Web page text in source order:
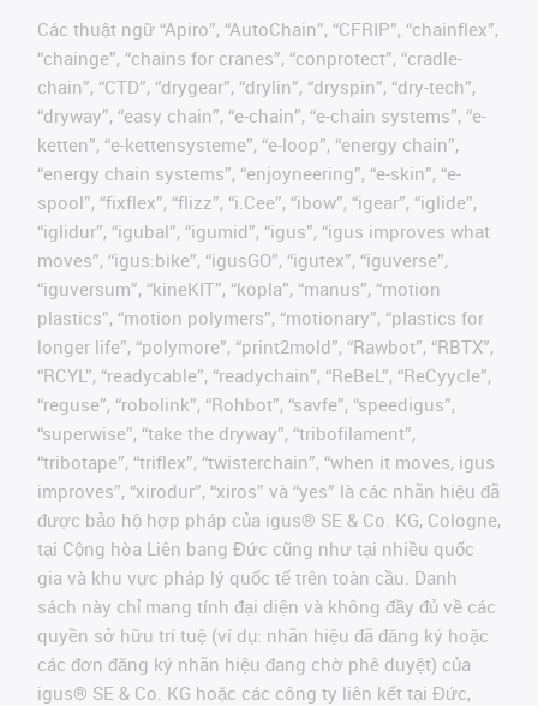
Các thuật ngữ “Apiro”, “AutoChain”, “CFRIP”, “chainflex”,
“chainge”, “chains for cranes”, “conprotect”, “cradle-
chain”, “CTD”, “drygear”, “drylin”, “dryspin”, “dry-tech”,
“dryway”, “easy chain”, “e-chain”, “e-chain systems”, “e-
ketten”, “e-kettensysteme”, “e-loop”, “energy chain”,
“energy chain systems”, “enjoyneering”, “e-skin”, “e-
spool”, “fixflex”, “flizz”, “i.Cee”, “ibow”, “igear”, “iglide”,
“iglidur”, “igubal”, “igumid”, “igus”, “igus improves what
moves”, “igus:bike”, “igusGO”, “igutex”, “iguverse”,
“iguversum”, “kineKIT”, “kopla”, “manus”, “motion
plastics”, “motion polymers”, “motionary”, “plastics for
longer life”, “polymore”, “print2mold”, “Rawbot”, “RBTX”,
“RCYL”, “readycable”, “readychain”, “ReBeL”, “ReCyycle”,
“reguse”, “robolink”, “Rohbot”, “savfe”, “speedigus”,
“superwise”, “take the dryway”, “tribofilament”,
“tribotape”, “triflex”, “twisterchain”, “when it moves, igus
improves”, “xirodur”, “xiros” và “yes” là các nhãn hiệu đã
được bảo hộ hợp pháp của igus® SE & Co. KG, Cologne,
tại Cộng hòa Liên bang Đức cũng như tại nhiều quốc
gia và khu vực pháp lý quốc tế trên toàn cầu. Danh
sách này chỉ mang tính đại diện và không đầy đủ về các
quyền sở hữu trí tuệ (ví dụ: nhãn hiệu đã đăng ký hoặc
các đơn đăng ký nhãn hiệu đang chờ phê duyệt) của
igus® SE & Co. KG hoặc các công ty liên kết tại Đức,